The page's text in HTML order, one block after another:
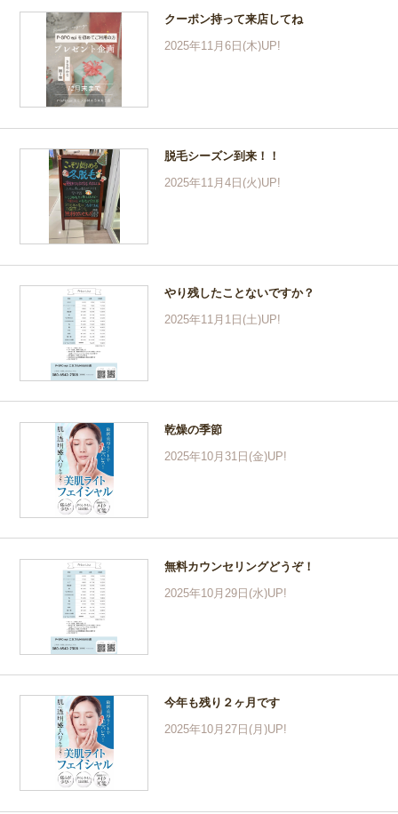
クーポン持って来店してね
2025年11月6日(木)UP!
脱毛シーズン到来！！
2025年11月4日(火)UP!
やり残したことないですか？
2025年11月1日(土)UP!
乾燥の季節
2025年10月31日(金)UP!
無料カウンセリングどうぞ！
2025年10月29日(水)UP!
今年も残り２ヶ月です
2025年10月27日(月)UP!